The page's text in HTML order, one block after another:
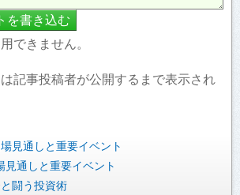
できません。
記事投稿者が公開するまで表示され
見通しと重要イベント
見通しと重要イベント
闘う投資術